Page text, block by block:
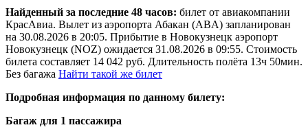
Найденный за последние 48 часов: билет от авиакомпании
КрасАвиа. Вылет из аэропорта Абакан (ABA) запланирован
на 30.08.2026 в 20:05. Прибытие в Новокузнецк аэропорт
Новокузнецк (NOZ) ожидается 31.08.2026 в 09:55. Стоимость
билета составляет 14 042 руб. Длительность полёта 13ч 50мин.
Без багажа Найти такой же билет
Подробная информация по данному билету:
Багаж для 1 пассажира